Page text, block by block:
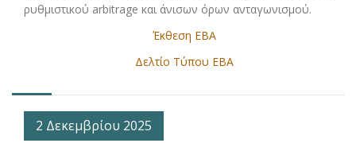
ρυθμιστικού arbitrage και άνισων όρων ανταγωνισμού.
Έκθεση EBA
Δελτίο Τύπου EBA
2 Δεκεμβρίου 2025